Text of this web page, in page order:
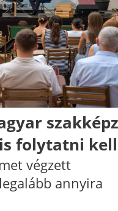
folytatni kell
végzett
annyira